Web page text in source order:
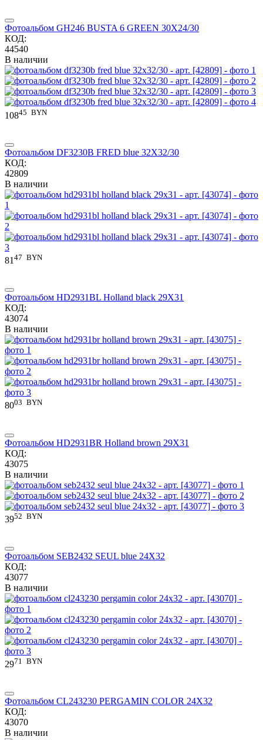
Фотоальбом GH246 BUSTA 6 GREEN 30X24/30
КОД:
44540
В наличии
10845 BYN
Фотоальбом DF3230B FRED blue 32X32/30
КОД:
42809
В наличии
81 47 BYN
Фотоальбом HD2931BL Holland black 29X31
КОД:
43074
В наличии
8003 BYN
Фотоальбом HD2931BR Holland brown 29X31
КОД:
43075
В наличии
3952 BYN
Фотоальбом SEB2432 SEUL blue 24X32
КОД:
43077
В наличии
2971 BYN
Фотоальбом CL243230 PERGAMIN COLOR 24X32
КОД:
43070
В наличии